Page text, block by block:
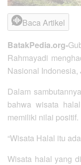
Baca Artikel
BatakPedia.org-
Rahmayadi
Nasional Indonesia,
Dalam
bahwa wisata
memiliki nilai positif.
“Wisata Halal itu
Wisata halal yang